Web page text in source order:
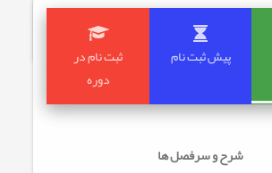
پیش ثبت نام
ثبت نام در
دوره
شرح و سرفصل ها